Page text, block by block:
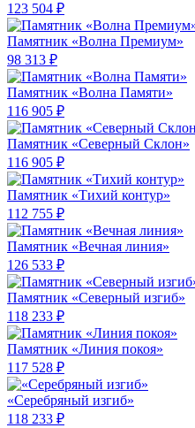
123 504 ₽
Памятник «Волна Премиум»
98 313 ₽
Памятник «Волна Памяти»
116 905 ₽
Памятник «Северный Склон»
116 905 ₽
Памятник «Тихий контур»
112 755 ₽
Памятник «Вечная линия»
126 533 ₽
Памятник «Северный изгиб»
118 233 ₽
Памятник «Линия покоя»
117 528 ₽
«Серебряный изгиб»
118 233 ₽